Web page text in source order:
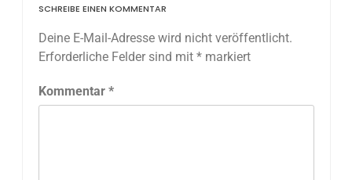
SCHREIBE EINEN KOMMENTAR
Deine E-Mail-Adresse wird nicht veröffentlicht.
Erforderliche Felder sind mit *markiert
Kommentar *